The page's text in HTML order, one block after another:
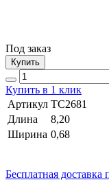
Под заказ
Купить
Купить в 1 клик
Артикул TC2681
Длина
8,20
Ширина 0,68
Бесплатная доставка